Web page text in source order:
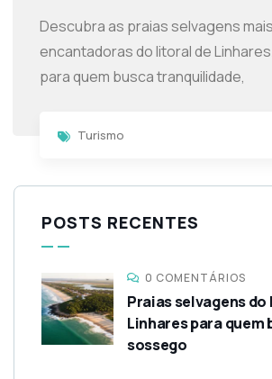
Descubra as praias selvagens mais
encantadoras do litoral de
para quem busca tranquilidade,
Turismo
POSTS RECENTES
0 COMENTÁRIOS
Praias selvagens
Linhares para quem
sossego